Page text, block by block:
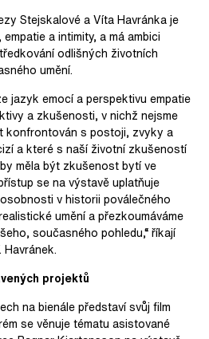
Stejskalové a Víta Havránka je
a intimity, a má ambici
odlišných životních
umění.
jazyk emocí a perspektivu empatie
a zkušenosti, v nichž nejsme
konfrontován s postoji, zvyky a
a které s naší životní zkušeností
měla být zkušenost bytí ve
se na výstavě uplatňuje
v historii poválečného
umění a přezkoumáváme
současného pohledu,“ říkají
projektů
na bienále představí svůj film
se věnuje tématu asistované